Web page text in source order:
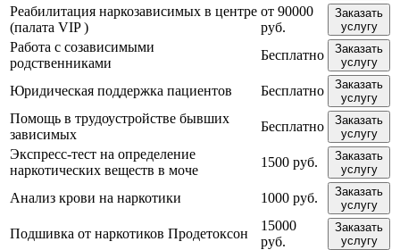
Реабилитация наркозависимых в центре
(палата VIP )
от 90000
руб.
Заказать
услугу
Работа с созависимыми
родственниками
Бесплатно
Заказать
услугу
Юридическая поддержка пациентов Бесплатно
Заказать
услугу
Помощь в трудоустройстве бывших
зависимых
Бесплатно
Заказать
услугу
Экспресс-тест на определение
наркотических веществ в моче
1500 руб.
Заказать
услугу
Анализ крови на наркотики 1000 руб.
Заказать
услугу
Подшивка от наркотиков Продетоксон
15000
руб.
Заказать
услугу